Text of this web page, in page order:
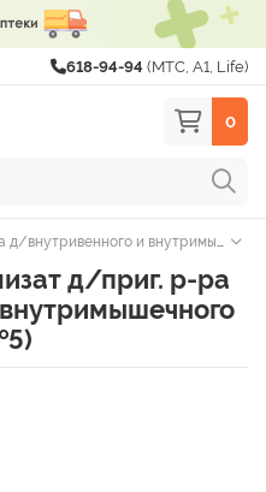
618-94-94 (МТС, A1, Life)
0
КСЕФОКАМ (лиофилизат д/приг. р-ра д/внутривенного и внутримышечного введения 8 мг фл. №5)
д/приг. р-ра